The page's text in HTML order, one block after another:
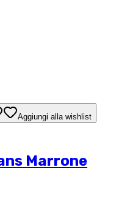
Aggiungi alla wishlist
Marrone